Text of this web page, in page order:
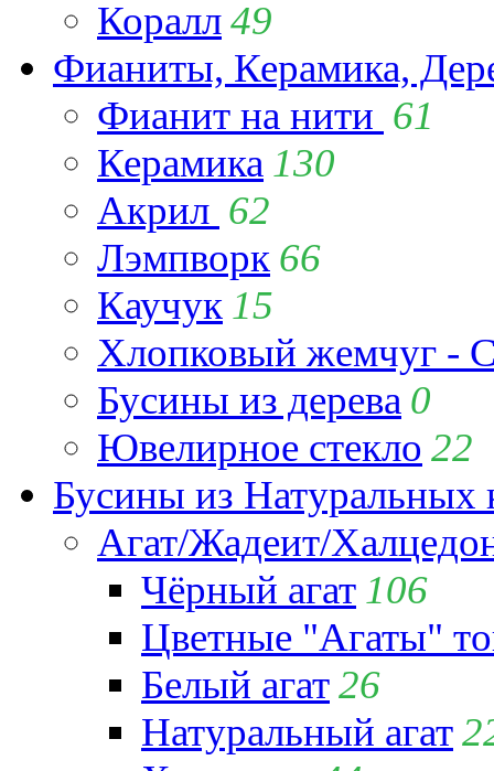
Коралл49
Фианиты, Керамика,
Фианит на нити 61
Керамика 130
Акрил 62
Лэмпворк 66
Каучук 15
Хлопковый жемчуг -
Бусины из дерева 0
Ювелирное стекло 22
Бусины из Натуральных
Агат/Жадеит/
Чёрный агат 106
Цветные "Агаты"
Белый агат26
Натуральный агат